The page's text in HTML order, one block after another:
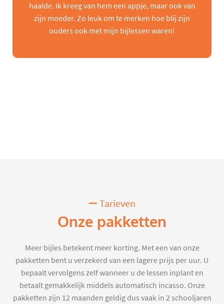
haalde. Ik kreeg van hem een appje, maar ook van
zijn moeder. Zo leuk om te merken hoe blij zijn
ouders ook met mijn bijlessen waren!
Tarieven
Onze pakketten
Meer bijles betekent meer korting. Met een van onze
pakketten bent u verzekerd van een lagere prijs per uur. U
bepaalt vervolgens zelf wanneer u de lessen inplant en
betaalt gemakkelijk middels automatisch incasso. Onze
pakketten zijn 12 maanden geldig dus vaak in 2 schooljaren